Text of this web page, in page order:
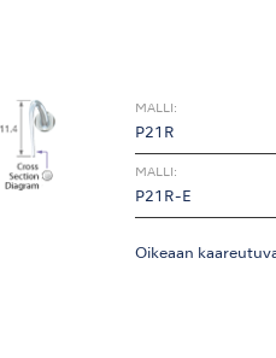
MALLI:
P21R
MALLI:
P21R-E
Oikeaan